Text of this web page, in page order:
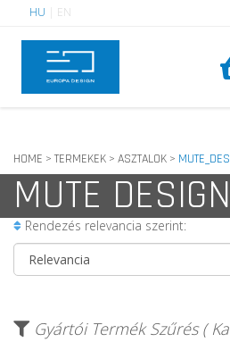
HU EN
HOME > TERMEKEK > ASZTALOK >
MUTE DESIGN
Rendezés relevancia szerint:
Gyártói Termék Szűrés (